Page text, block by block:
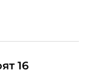
16